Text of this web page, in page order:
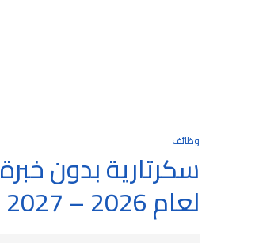
وظائف
سكرتارية بدون خبرة
لعام 2026 – 2027